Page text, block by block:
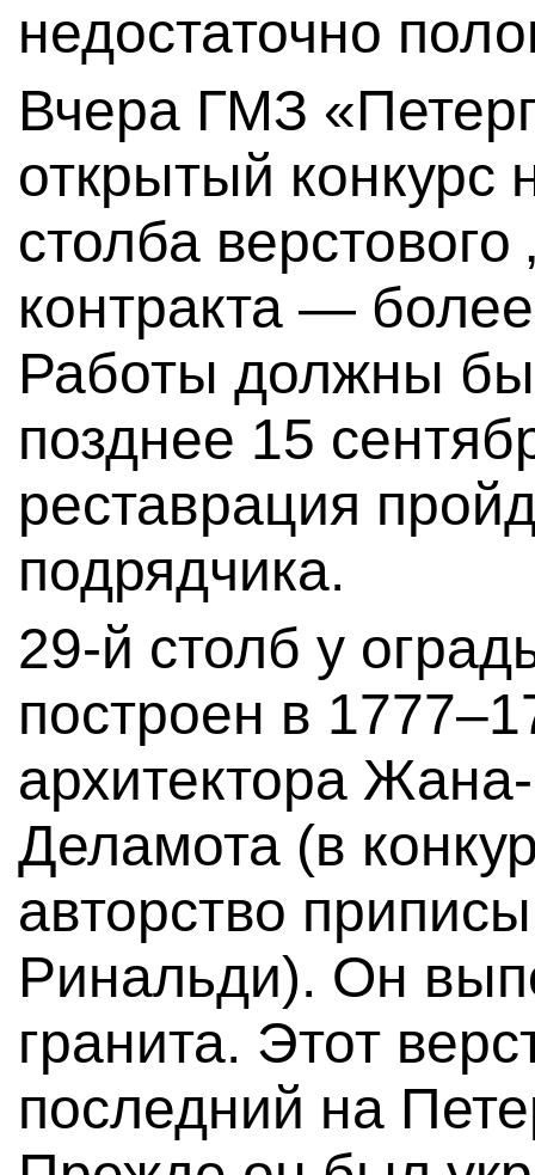
недостаточно
Вчера ГМЗ
открытый конкурс
столба
контракта —
Работы должны
позднее 15
реставрация
подрядчика.
29-й столб у
построен в
архитектора
Деламота (в
авторство
Ринальди). Он
гранита. Этот
последний на